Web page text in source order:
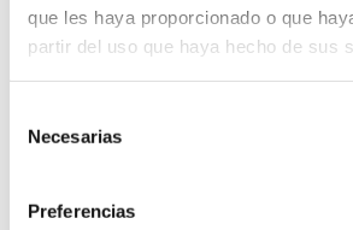
que les haya proporcionado o que
partir del uso que haya hecho de sus
Necesarias
Preferencias